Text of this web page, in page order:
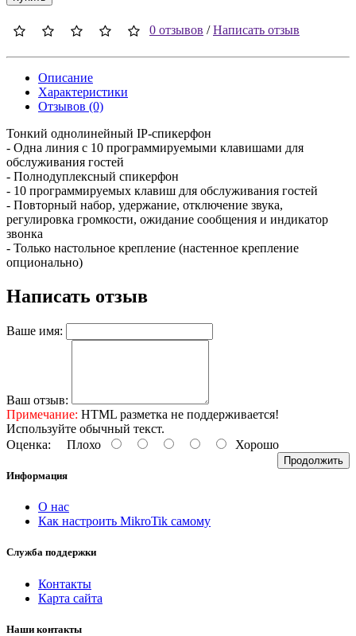
0 отзывов /Написать отзыв
Описание
Характеристики
Отзывов (0)
Тонкий однолинейный IP-спикерфон
- Одна линия с 10 программируемыми клавишами для
обслуживания гостей
- Полнодуплексный спикерфон
- 10 программируемых клавиш для обслуживания гостей
- Повторный набор, удержание, отключение звука,
регулировка громкости, ожидание сообщения и индикатор
звонка
- Только настольное крепление (настенное крепление
опционально)
Написать отзыв
Ваше имя:
Ваш отзыв:
Примечание: HTML разметка не поддерживается!
Используйте обычный текст.
Оценка: Плохо Хорошо
Продолжить
Информация
О нас
Как настроить MikroTik самому
Служба поддержки
Контакты
Карта сайта
Наши контакты